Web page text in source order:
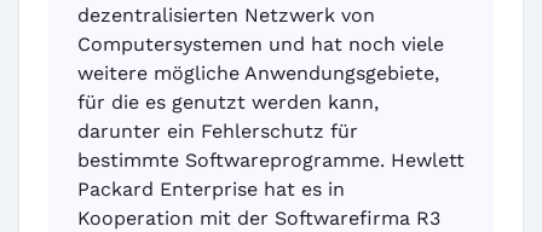
dezentralisierten Netzwerk von
Computersystemen und hat noch viele
weitere mögliche Anwendungsgebiete,
für die es genutzt werden kann,
darunter ein Fehlerschutz für
bestimmte Softwareprogramme. Hewlett
Packard Enterprise hat es in
Kooperation mit der Softwarefirma R3